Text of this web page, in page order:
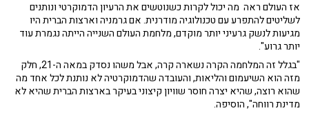
אז העולם ראה מה יכול לקרות כשנוטשים את הרעיון הדמוקרטי ונותנים
לשליטים להתפרע עם טכנולוגיה מודרנית. אם גרמניה וארצות הברית היו
מגיעות לנשק גרעיני יותר מוקדם, מלחמת העולם השנייה הייתה נגמרת עוד
יותר גרוע".
"בגלל זה המלחמה הקרה נשארה קרה, אבל משהו נסדק במאה ה-21, חלק
מזה הוא השיעמום והליאות, והעובדה שהדמוקרטיה לא נותנת לכל אחד מה
שהוא רוצה, שהיא יצרה חוסר שוויון קיצוני בעיקר בארצות הברית שהיא לא
מדינת רווחה", הוסיפה.